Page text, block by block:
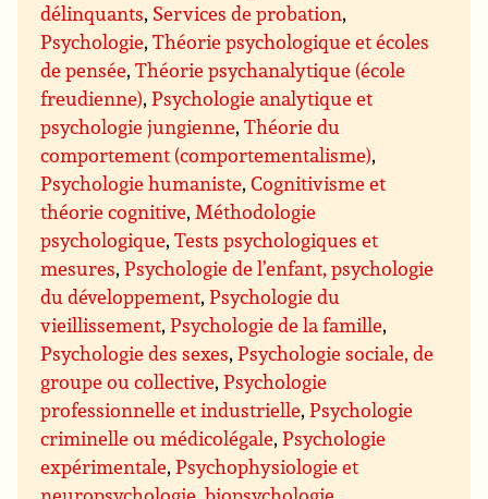
délinquants, Services de probation,
Psychologie,Théorie psychologique et écoles
de pensée,Théorie psychanalytique (école
freudienne),Psychologie analytique et
psychologie jungienne,Théorie du
comportement (comportementalisme),
Psychologie humaniste,Cognitivisme et
théorie cognitive,Méthodologie
psychologique,Tests psychologiques et
mesures,Psychologie de l’enfant, psychologie
du développement,Psychologie du
vieillissement,Psychologie de la famille,
Psychologie des sexes,Psychologie sociale, de
groupe ou collective,Psychologie
professionnelle et industrielle,Psychologie
criminelle ou médicolégale,Psychologie
expérimentale,Psychophysiologie et